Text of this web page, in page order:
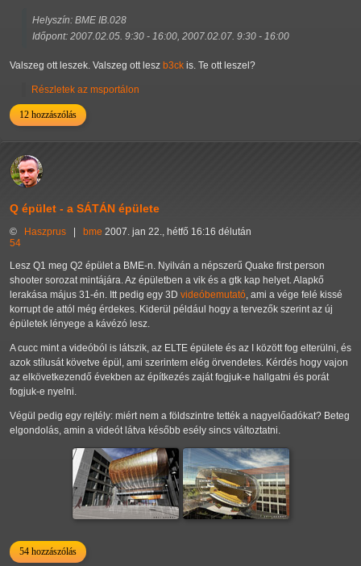
Helyszín: BME IB.028
Időpont: 2007.02.05. 9:30 - 16:00, 2007.02.07. 9:30 - 16:00
Valszeg ott leszek. Valszeg ott lesz b3ck is. Te ott leszel?
Részletek az msportálon
12 hozzászólás
Q épület - a SÁTÁN épülete
© Haszprus bme 2007. jan 22., hétfő 16:16 délután
54
Lesz Q1 meg Q2 épület a BME-n. Nyilván a népszerű Quake first person
shooter sorozat mintájára. Az épületben a vik és a gtk kap helyet. Alapkő
lerakása május 31-én. Itt pedig egy 3D videóbemutató, ami a vége felé kissé
korrupt de attól még érdekes. Kiderül például hogy a tervezők szerint az új
épületek lényege a kávézó lesz.
A cucc mint a videóból is látszik, az ELTE épülete és az I között fog elterülni, és
azok stílusát követve épül, ami szerintem elég örvendetes. Kérdés hogy vajon
az elkövetkezendő években az építkezés zaját fogjuk-e hallgatni és porát
fogjuk-e nyelni.
Végül pedig egy rejtély: miért nem a földszintre tették a nagyelőadókat? Beteg
elgondolás, amin a videót látva később esély sincs változtatni.
54 hozzászólás